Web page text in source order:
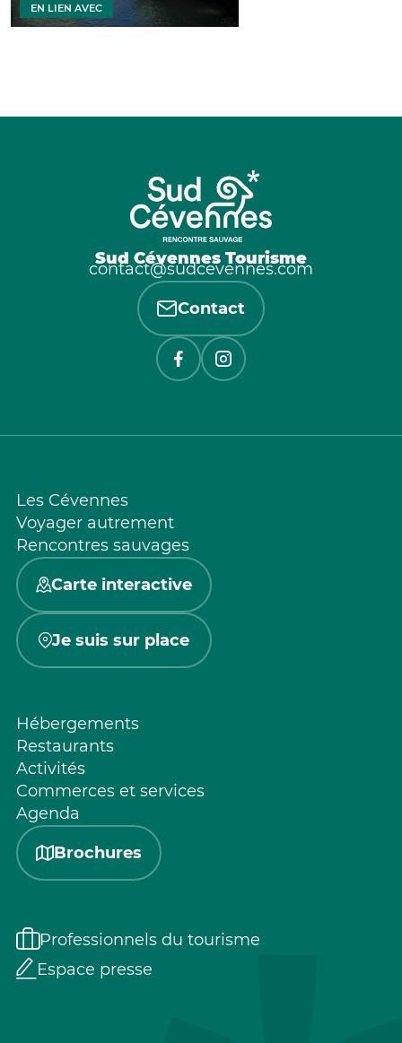
EN LIEN AVEC
Sud Cévennes Tourisme
contact@sudcevennes.com
Contact
Les Cévennes
Voyager autrement
Rencontres sauvages
Carte interactive
Je suis sur place
Hébergements
Restaurants
Activités
Commerces et services
Agenda
Brochures
Professionnels du tourisme
Espace presse